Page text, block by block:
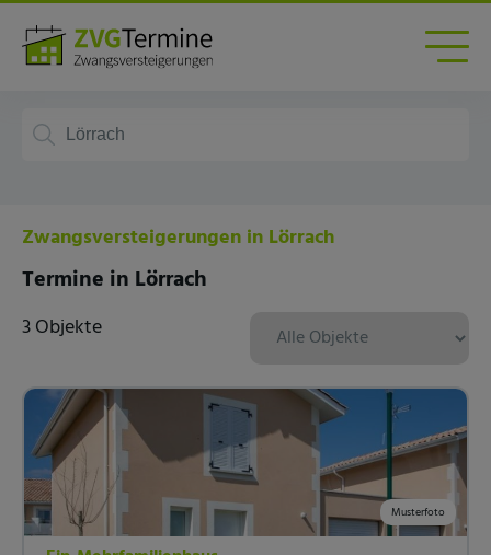
Zwangsversteigerungen in Lörrach
Termine in Lörrach
3 Objekte
Musterfoto